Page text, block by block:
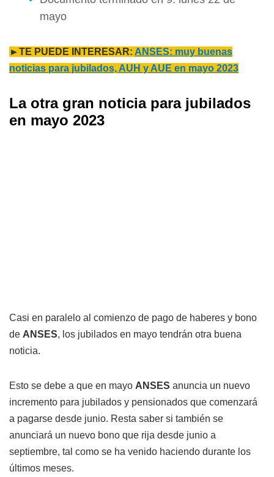
mayo
►TE PUEDE INTERESAR: ANSES: muy buenas
noticias para jubilados, AUH y AUE en mayo 2023
La otra gran noticia para jubilados
en mayo 2023
Casi en paralelo al comienzo de pago de haberes y bono
de ANSES, los jubilados en mayo tendrán otra buena
noticia.
Esto se debe a que en mayo ANSES anuncia un nuevo
incremento para jubilados y pensionados que comenzará
a pagarse desde junio. Resta saber si también se
anunciará un nuevo bono que rija desde junio a
septiembre, tal como se ha venido haciendo durante los
últimos meses.